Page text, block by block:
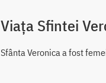
Viața Sfintei
Sfânta Veronica a fost